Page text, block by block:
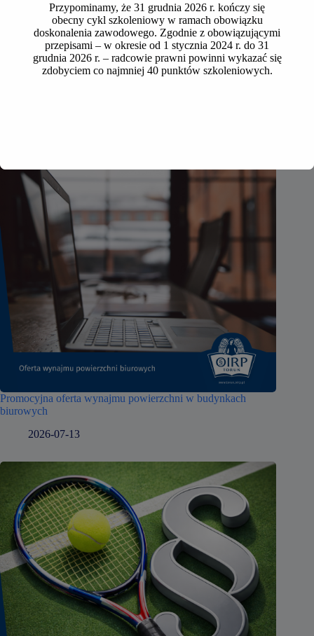
Seniorzy OIRP w Toruniu na wycieczce do Inowrocławia i
Ostromecka
Promocyjna oferta wynajmu powierzchni w budynkach
biurowych
2026-07-13
Przypominamy, że 31 grudnia 2026 r. kończy się
obecny cykl szkoleniowy w ramach obowiązku
doskonalenia zawodowego. Zgodnie z obowiązującymi
przepisami – w okresie od 1 stycznia 2024 r. do 31
grudnia 2026 r. – radcowie prawni powinni wykazać się
zdobyciem co najmniej 40 punktów szkoleniowych.